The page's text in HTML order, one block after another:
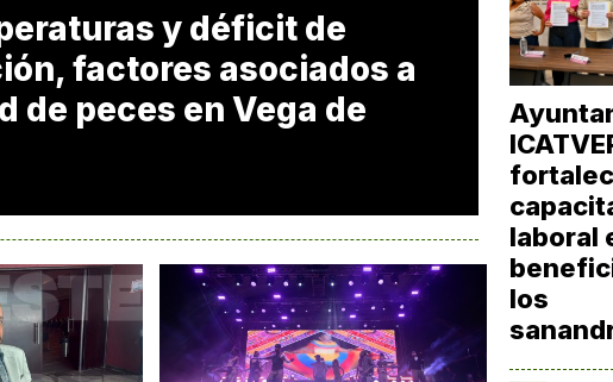
y déficit de
factores asociados a
de peces en Vega de
laboral
los